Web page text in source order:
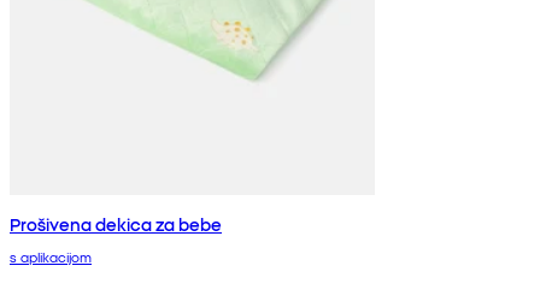
Prošivena dekica za bebe
s aplikacijom